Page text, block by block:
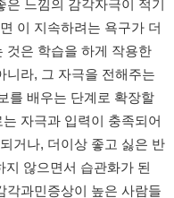
느낌의 감각자극이 적기
이 지속하려는 욕구가 더
것은 학습을 하게 작용한
니라, 그 자극을 전해주는
를 배우는 단계로 확장할
자극과 입력이 충족되어
거나, 더이상 좋고 싫은 반
않으면서 습관화가 된
각과민증상이 높은 사람들